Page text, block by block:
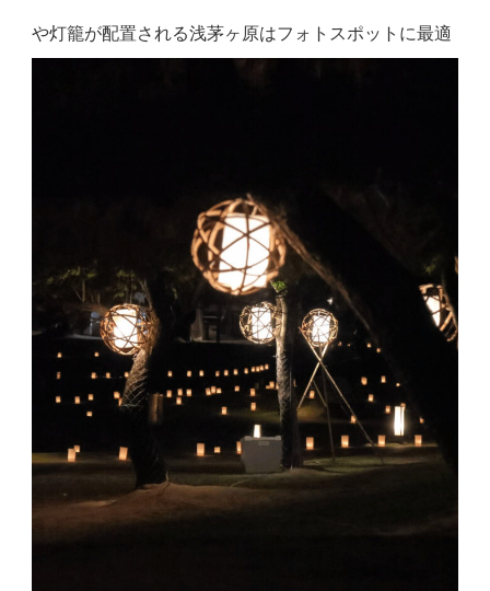
や灯籠が配置される浅茅ヶ原はフォトスポットに最適